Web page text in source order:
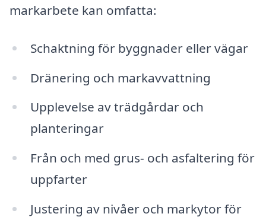
markarbete kan omfatta:
Schaktning för byggnader eller vägar
Dränering och markavvattning
Upplevelse av trädgårdar och
planteringar
Från och med grus- och asfaltering för
uppfarter
Justering av nivåer och markytor för